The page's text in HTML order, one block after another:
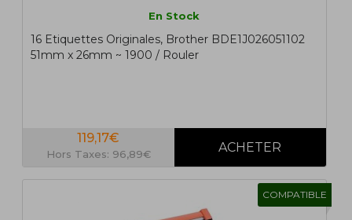
En Stock
16 Etiquettes Originales, Brother BDE1J026051102
51mm x 26mm ~ 1900 / Rouler
119,17€
Hors Taxes: 96,89€
COMPATIBLE